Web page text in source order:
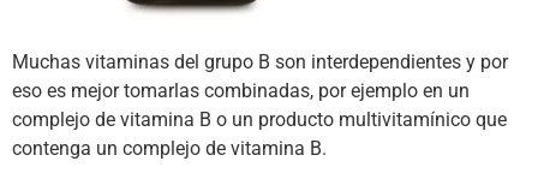
Muchas vitaminas del grupo B son interdependientes y por
eso es mejor tomarlas combinadas, por ejemplo en un
complejo de vitamina B o un producto multivitamínico que
contenga un complejo de vitamina B.